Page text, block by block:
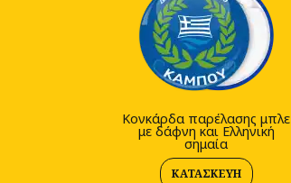
Κονκάρδα παρέλασης μπλε
με δάφνη και Ελληνική
σημαία
ΚΑΤΑΣΚΕΥΉ